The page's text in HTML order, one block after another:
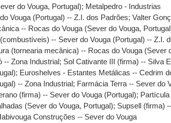
do Vouga, Portugal); Metalpedro - Industrias
Vouga (Portugal) -- Z.I. dos Padrões;Valter
-- Rocas do Vouga (Sever do Vouga,
-- Sever do Vouga (Portugal) -- Z.I.
(tornearia mecânica) -- Rocas do Vouga (Sever
-- Zona Industrial; Sol Cativante III (firma) -- Silva
; Euroshelves - Estantes Metálicas -- Cedrim
-- Zona Industrial; Farmácia Terra -- Sever do
(firma) -- Sever do Vouga (Portugal); Partícula
(Sever do Vouga, Portugal); Supsell (firma)
Construções -- Sever do Vouga